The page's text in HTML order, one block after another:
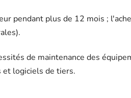
pendant plus de 12 mois ;
de maintenance des
et logiciels de tiers.